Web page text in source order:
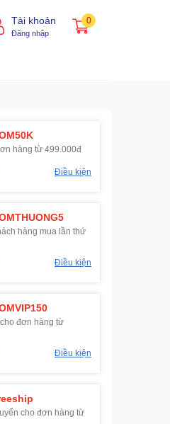
Tài khoản
Đăng nhập
0
hàng từ 499.000đ
Điều kiện
hàng mua lần thứ
Điều kiện
đơn hàng từ
Điều kiện
cho đơn hàng từ